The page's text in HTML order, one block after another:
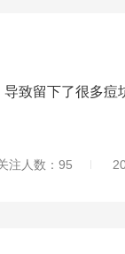
留下了很多痘
注人数：95